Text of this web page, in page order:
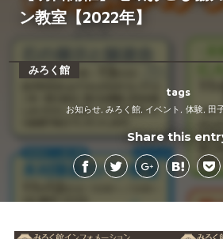
ン教室【2022年】
みろく館
tags
お知らせ, みろく館, イベント 体験, 田
Share this